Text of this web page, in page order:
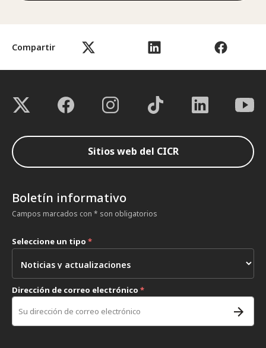
Compartir
Sitios web del CICR
Boletín informativo
Campos marcados con * son obligatorios
Seleccione un tipo *
Dirección de correo electrónico *